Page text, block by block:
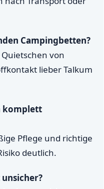
Campingbetten?
von
lieber Talkum
komplett
Pflege und richtige
deutlich.